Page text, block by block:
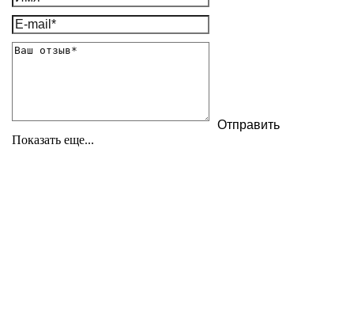
Показать еще...